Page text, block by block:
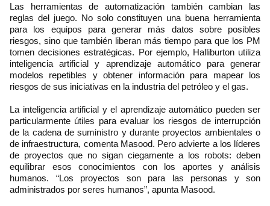
Las herramientas de automatización también cambian las
reglas del juego. No solo constituyen una buena herramienta
para los equipos para generar más datos sobre posibles
riesgos, sino que también liberan más tiempo para que los PM
tomen decisiones estratégicas. Por ejemplo, Halliburton utiliza
inteligencia artificial y aprendizaje automático para generar
modelos repetibles y obtener información para mapear los
riesgos de sus iniciativas en la industria del petróleo y el gas.
La inteligencia artificial y el aprendizaje automático pueden ser
particularmente útiles para evaluar los riesgos de interrupción
de la cadena de suministro y durante proyectos ambientales o
de infraestructura, comenta Masood. Pero advierte a los líderes
de proyectos que no sigan ciegamente a los robots: deben
equilibrar esos conocimientos con los aportes y análisis
humanos. “Los proyectos son para las personas y son
administrados por seres humanos”, apunta Masood.